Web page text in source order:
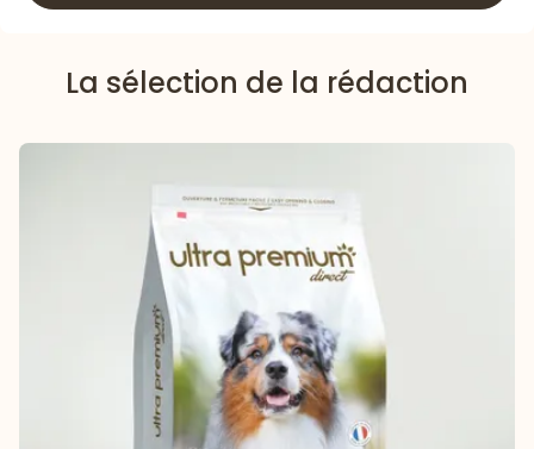
La sélection de la rédaction